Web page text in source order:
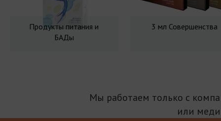
Продукты питания и
БАДы
3 мл Совершенства
Мы работаем только с
или